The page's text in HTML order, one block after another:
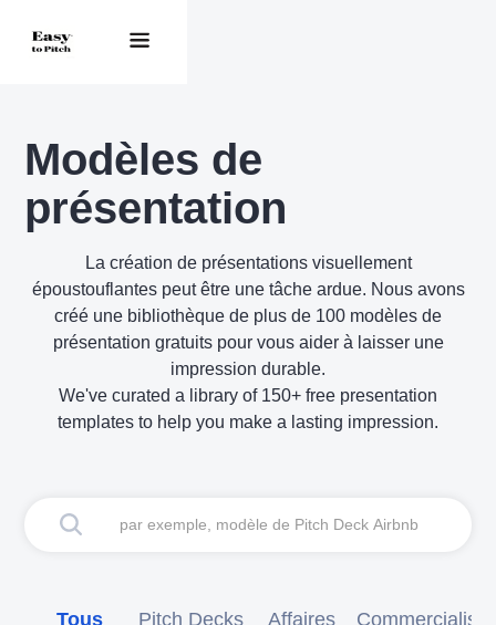
Modèles de
présentation
La création de présentations visuellement
époustouflantes peut être une tâche ardue. Nous avons
créé une bibliothèque de plus de 100 modèles de
présentation gratuits pour vous aider à laisser une
impression durable.
We've curated a library of 150+ free presentation
templates to help you make a lasting impression.
Tous Pitch Decks Affaires